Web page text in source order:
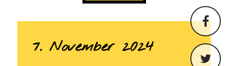
7. November 2024